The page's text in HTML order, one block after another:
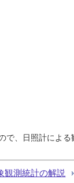
、日照計による
観測統計の解説